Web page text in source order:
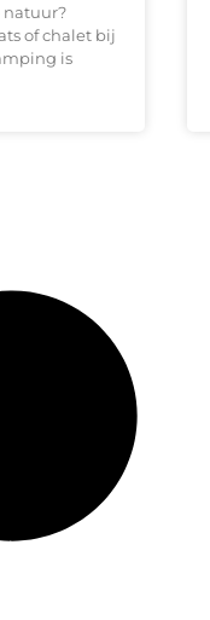
natuur?
of chalet bij
is